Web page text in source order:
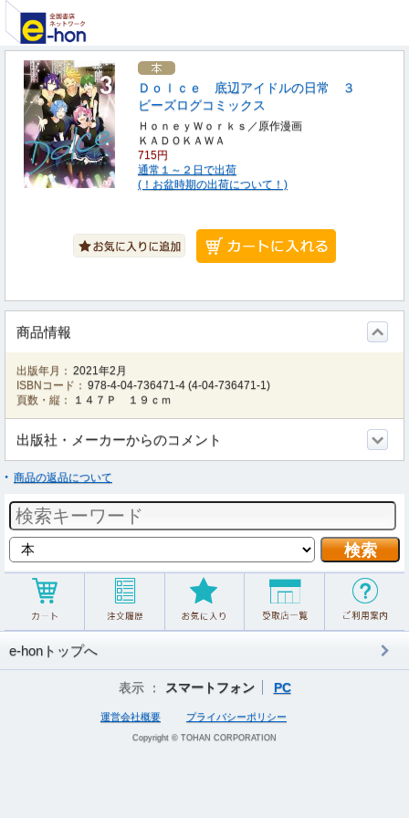
Ｄｏｌｃｅ 底辺アイドルの日常 ３
ビーズログコミックス
ＨｏｎｅｙＷｏｒｋｓ／原作漫画
ＫＡＤＯＫＡＷＡ
715円
通常１～２日で出荷
(！お盆時期の出荷について！)
商品情報
出版年月： 2021年2月
ISBNコード： 978-4-04-736471-4 (4-04-736471-1)
頁数・縦：
１４７Ｐ １９ｃｍ
出版社・メーカーからのコメント
商品の返品について
e-honトップへ
表示 ： スマートフォン PC
運営会社概要 プライバシーポリシー
Copyright © TOHAN CORPORATION